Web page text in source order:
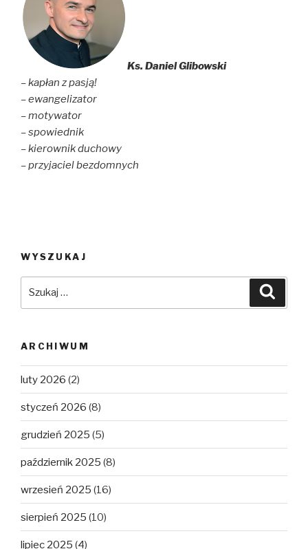
Ks. Daniel Glibowski
– kapłan z pasją!
– ewangelizator
– motywator
– spowiednik
– kierownik duchowy
– przyjaciel bezdomnych
WYSZUKAJ
ARCHIWUM
luty 2026 (2)
styczeń 2026 (8)
grudzień 2025 (5)
październik 2025 (8)
wrzesień 2025 (16)
sierpień 2025 (10)
lipiec 2025 (4)